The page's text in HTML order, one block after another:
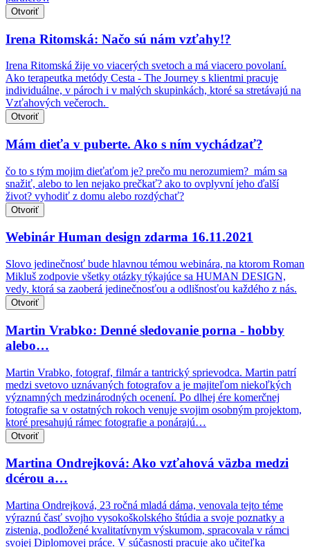
Otvoriť
Irena Ritomská: Načo sú nám vzťahy!?
Irena Ritomská žije vo viacerých svetoch a má viacero povolaní.
Ako terapeutka metódy Cesta - The Journey s klientmi pracuje
individuálne, v pároch i v malých skupinkách, ktoré sa stretávajú na
Vzťahových večeroch. ​
Otvoriť
Mám dieťa v puberte. Ako s ním vychádzať?
čo to s tým mojim dieťaťom je? prečo mu nerozumiem? mám sa
snažiť, alebo to len nejako prečkať? ako to ovplyvní jeho ďalší
život? vyhodiť z domu alebo rozdýchať?
Otvoriť
Webinár Human design zdarma 16.11.2021
Slovo jedinečnosť bude hlavnou témou webinára, na ktorom Roman
Mikluš zodpovie všetky otázky týkajúce sa HUMAN DESIGN,
vedy, ktorá sa zaoberá jedinečnosťou a odlišnosťou každého z nás.
Otvoriť
Martin Vrabko: Denné sledovanie porna - hobby
alebo…
Martin Vrabko, fotograf, filmár a tantrický sprievodca. Martin patrí
medzi svetovo uznávaných fotografov a je majiteľom niekoľkých
významných medzinárodných ocenení. Po dlhej ére komerčnej
fotografie sa v ostatných rokoch venuje svojim osobným projektom,
ktoré presahujú rámec fotografie a ponárajú…
Otvoriť
Martina Ondrejková: Ako vzťahová väzba medzi
dcérou a…
Martina Ondrejková, 23 ročná mladá dáma, venovala tejto téme
výraznú časť svojho vysokoškolského štúdia a svoje poznatky a
zistenia, podložené kvalitatívnym výskumom, spracovala v rámci
svojej Diplomovej práce. V súčasnosti pracuje ako učiteľka